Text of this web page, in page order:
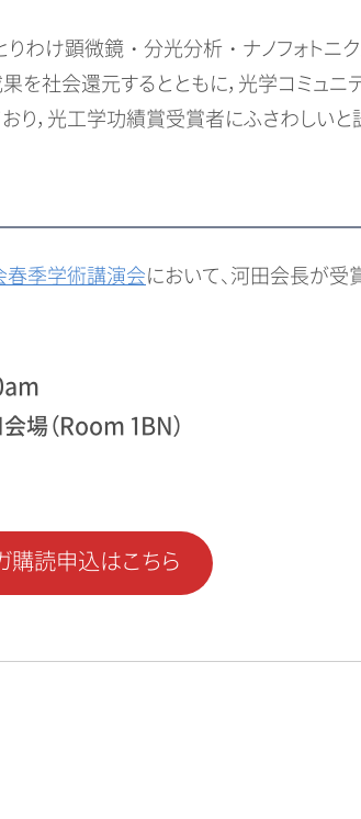
わけ顕微鏡・分光分析・ナノフォトニ
を社会還元するとともに，光学コミュニ
，光工学功績賞受賞者にふさわしいと
春季学術講演会において、河田会長が
場（Room 1BN）
購読申込はこちら